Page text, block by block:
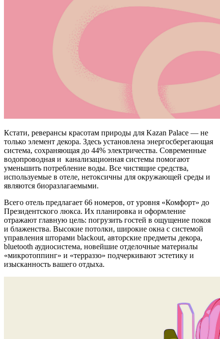
Кстати, реверансы красотам природы для Kazan Palace — не
только элемент декора. Здесь установлена энергосберегающая
система, сохраняющая до 44% электричества. Современные
водопроводная и канализационная системы помогают
уменьшить потребление воды. Все чистящие средства,
используемые в отеле, нетоксичны для окружающей среды и
являются биоразлагаемыми.
Всего отель предлагает 66 номеров, от уровня «Комфорт» до
Президентского люкса. Их планировка и оформление
отражают главную цель: погрузить гостей в ощущение покоя
и блаженства. Высокие потолки, широкие окна с системой
управления шторами blackout, авторские предметы декора,
bluetooth аудиосистема, новейшие отделочные материалы
«микротоппинг» и «терраззо» подчеркивают эстетику и
изысканность вашего отдыха.